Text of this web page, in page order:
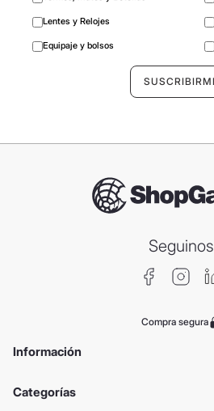
Lentes y Relojes
Equipaje y bolsos
Seguinos
Compra segura
Información
Categorías